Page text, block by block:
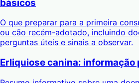
básicos
O que preparar para a primeira
ou cão recém-adotado, incluindo
perguntas úteis e sinais a observar.
Erliquiose canina: informação